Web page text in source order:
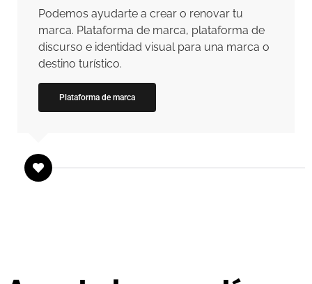
Podemos ayudarte a crear o renovar tu
marca. Plataforma de marca, plataforma de
discurso e identidad visual para una marca o
destino turístico.
Plataforma de marca